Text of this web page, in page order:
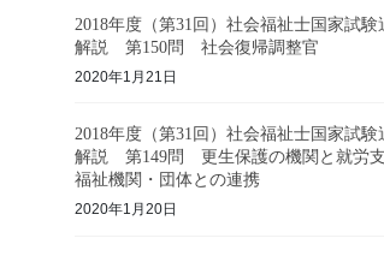
2018年度（第31回）社会福祉士国家試験
解説 第150問 社会復帰調整官
2020年1月21日
2018年度（第31回）社会福祉士国家試験
解説 第149問 更生保護の機関と就労
福祉機関・団体との連携
2020年1月20日